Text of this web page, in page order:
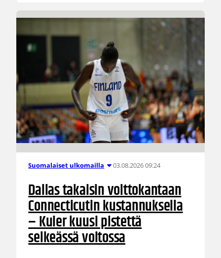
Suomalaiset ulkomailla 03.08.2026 09:24
Dallas takaisin voittokantaan
Connecticutin kustannuksella
– Kuier kuusi pistettä
selkeässä voitossa